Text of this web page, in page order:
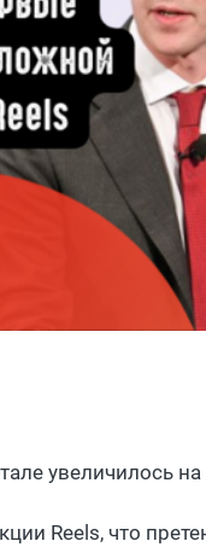
увеличилось
Reels, что